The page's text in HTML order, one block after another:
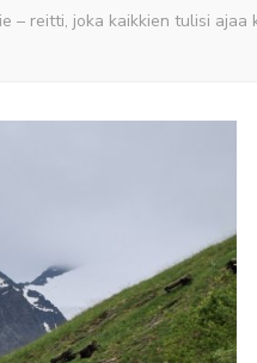
– reitti, joka kaikkien tulisi ajaa